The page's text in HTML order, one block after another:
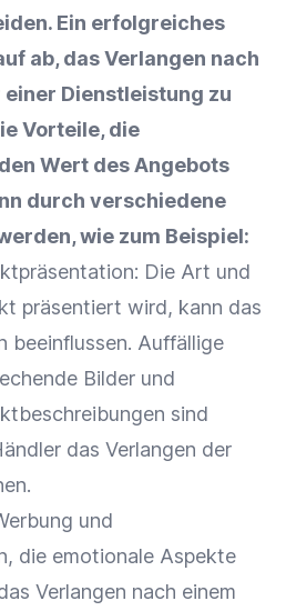
Ein erfolgreiches
ab, das Verlangen nach
Dienstleistung zu
Vorteile, die
Wert des Angebots
durch verschiedene
wie zum Beispiel:
: Die Art und
präsentiert wird, kann das
beeinflussen. Auffällige
Bilder und
sind
das Verlangen der
und
die emotionale Aspekte
Verlangen nach einem